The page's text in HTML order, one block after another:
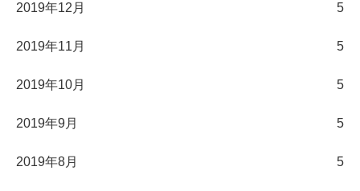
2019年12月 5
2019年11月 5
2019年10月 5
2019年9月 5
2019年8月 5